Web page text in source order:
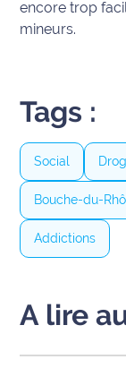
site maritima.fr
encore trop
mineurs.
Tags :
Social
Bouche-du-
Addictions
A lire